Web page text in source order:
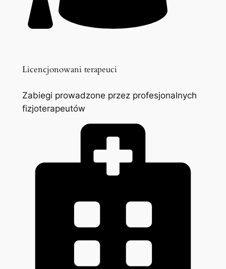
Licencjonowani terapeuci
Zabiegi prowadzone przez profesjonalnych
fizjoterapeutów